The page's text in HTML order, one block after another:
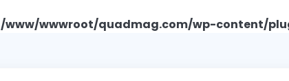
/www/wwwroot/quadmag.com/wp-content/